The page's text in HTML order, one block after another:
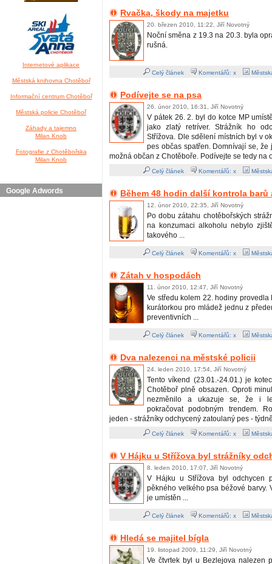
Internetové aplikace
Městská knihovna Chotěboř
Informační centrum Chotěboř
Městská policie Chotěboř
Záhady a tajemno
Milan Knob
Fotografie z Chotěbořska
Milan Knob
Google Adwords
Rvačka, škody na majetku
20. březen 2010, 11:22, Jiří Novotný
Noční směna z 19.3 na 20.3. byla
rušná.
Celý článek Komentářů: x
Podívejte se na psa
26. únor 2010, 16:31, Jiří Novotný
V pátek 26. 2. byl do kotce MP
jako zlatý retríver. Strážník ho
Střížova. Dle sdělení místních byl v
pes občas spatřen. Domnívají se, že
možná občan z Chotěboře. Podívejte se tedy na
Celý článek Komentářů: x
Během 48 hodin další kontrola barů
12. únor 2010, 22:35, Jiří Novotný
Po dobu zátahu chotěbořských
na konzumaci alkoholu nebylo
takového ...
Celý článek Komentářů: x
Zátah v hospodách
11. únor 2010, 12:47, Jiří Novotný
Ve středu kolem 22. hodiny provedla
kurátorkou pro mládež jednu z
preventivních ...
Celý článek Komentářů: x
Dva nalezenci na městské policii
24. leden 2010, 17:54, Jiří Novotný
Tento víkend (23.01.-24.01.) je
Chotěboř plně obsazen. Oproti
nezměnilo a ukazuje se, že i
pokračovat podobným trendem.
jeden - strážníky odchycený zatoulaný pes -
Celý článek Komentářů: x
V Hájku u Střížova byl strážníky
8. leden 2010, 17:07, Jiří Novotný
V Hájku u Střížova byl odchycen
pěkného velkého psa béžové barvy.
je umístěn ...
Celý článek Komentářů: x
Hledá se majitel bígla
19. listopad 2009, 11:29, Jiří Novotný
Ve čtvrtek byl u Bezlejova nalezen